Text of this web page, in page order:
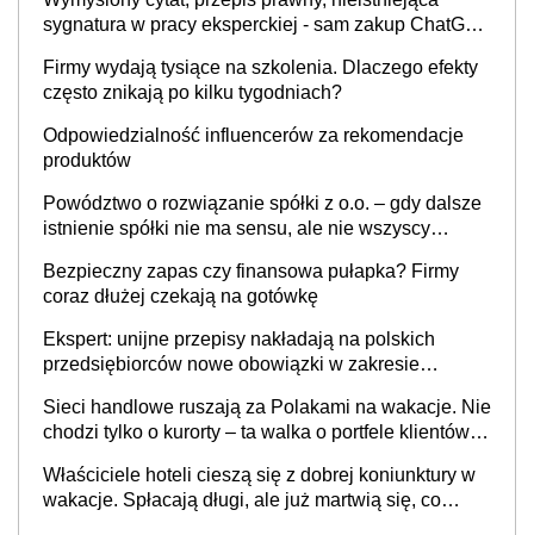
sygnatura w pracy eksperckiej - sam zakup ChatGPT
Firmy wydają tysiące na szkolenia. Dlaczego efekty
często znikają po kilku tygodniach?
Odpowiedzialność influencerów za rekomendacje
produktów
Powództwo o rozwiązanie spółki z o.o. – gdy dalsze
istnienie spółki nie ma sensu, ale nie wszyscy
Bezpieczny zapas czy finansowa pułapka? Firmy
coraz dłużej czekają na gotówkę
Ekspert: unijne przepisy nakładają na polskich
przedsiębiorców nowe obowiązki w zakresie
Sieci handlowe ruszają za Polakami na wakacje. Nie
chodzi tylko o kurorty – ta walka o portfele klientów
cichu
Właściciele hoteli cieszą się z dobrej koniunktury w
wakacje. Spłacają długi, ale już martwią się, co